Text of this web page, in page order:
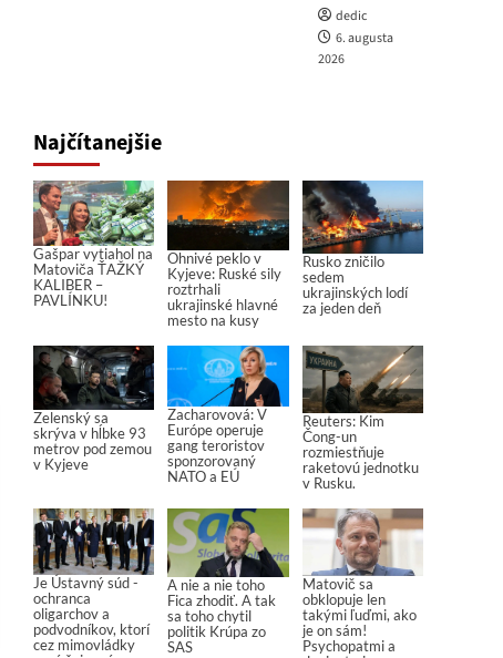
dedic
6. augusta
2026
Najčítanejšie
Gašpar vytiahol na
Matoviča ŤAŽKÝ
KALIBER –
PAVLÍNKU!
Ohnivé peklo v
Kyjeve: Ruské sily
roztrhali
ukrajinské hlavné
mesto na kusy
Rusko zničilo
sedem
ukrajinských lodí
za jeden deň
Zelenský sa
skrýva v hĺbke 93
metrov pod zemou
v Kyjeve
Zacharovová: V
Európe operuje
gang teroristov
sponzorovaný
NATO a EÚ
Reuters: Kim
Čong-un
rozmiestňuje
raketovú jednotku
v Rusku.
Je Ústavný súd -
ochranca
oligarchov a
podvodníkov, ktorí
cez mimovládky
A nie a nie toho
Fica zhodiť. A tak
sa toho chytil
politik Krúpa zo
SAS
Matovič sa
obklopuje len
takými ľuďmi, ako
je on sám!
Psychopatmi a